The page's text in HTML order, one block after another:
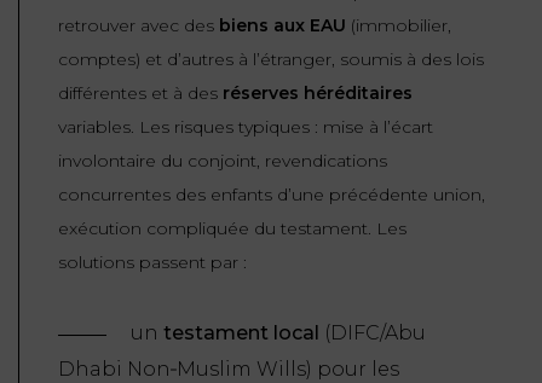
retrouver avec des biens aux EAU (immobilier,
comptes) et d’autres à l’étranger, soumis à des lois
différentes et à des réserves héréditaires
variables. Les risques typiques : mise à l’écart
involontaire du conjoint, revendications
concurrentes des enfants d’une précédente union,
exécution compliquée du testament. Les
solutions passent par :
un testament local (DIFC/Abu
Dhabi Non‑Muslim Wills) pour les